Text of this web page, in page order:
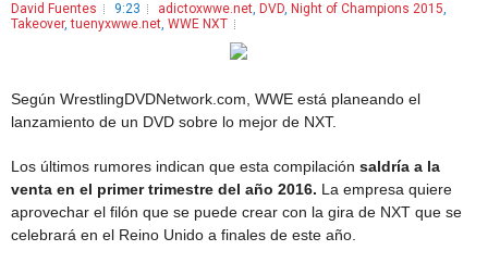
David Fuentes 9:23 adictoxwwe.net, DVD, Night of Champions 2015,
Takeover,tuenyxwwe.net, WWE NXT
Según WrestlingDVDNetwork.com, WWE está planeando el
lanzamiento de un DVD sobre lo mejor de NXT.
Los últimos rumores indican que esta compilación saldría a la
venta en el primer trimestre del año 2016. La empresa quiere
aprovechar el filón que se puede crear con la gira de NXT que se
celebrará en el Reino Unido a finales de este año.